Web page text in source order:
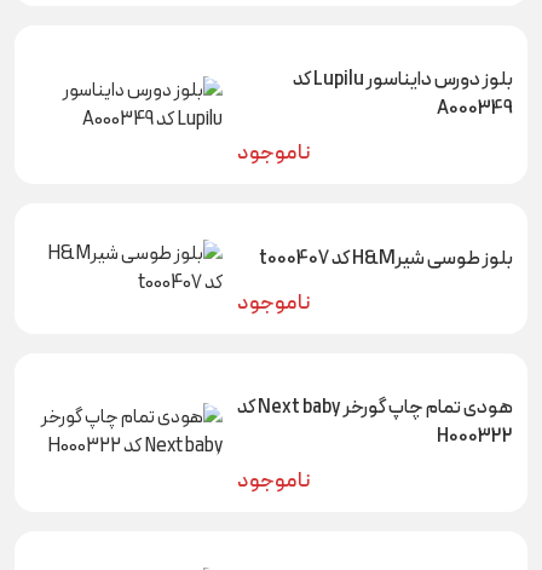
بلوز دورس دایناسور Lupilu کد
A000349
ناموجود
بلوز طوسی شیرH&M کد t000407
ناموجود
هودی تمام چاپ گورخر Next baby کد
H000322
ناموجود